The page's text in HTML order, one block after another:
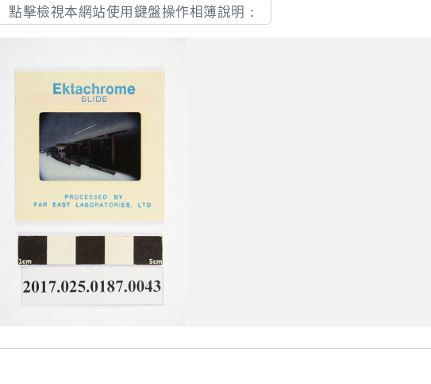
點擊檢視本網站使用鍵盤操作相簿說明：